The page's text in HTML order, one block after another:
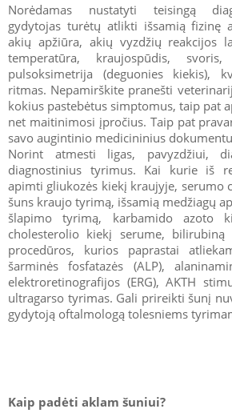
Norėdamas nustatyti teisingą
gydytojas turėtų atlikti išsamią fizinę
akių apžiūra, akių vyzdžių reakcijos
temperatūra, kraujospūdis,
pulsoksimetrija (deguonies kiekis),
ritmas. Nepamirškite pranešti
kokius pastebėtus simptomus, taip pat
net maitinimosi įpročius. Taip pat
savo augintinio medicininius
Norint atmesti ligas, pavyzdžiui,
diagnostinius tyrimus. Kai kurie iš
apimti gliukozės kiekį kraujyje, serumo
šuns kraujo tyrimą, išsamią medžiagų
šlapimo tyrimą, karbamido azoto
cholesterolio kiekį serume,
procedūros, kurios paprastai
šarminės fosfatazės (ALP),
elektroretinografijos (ERG), AKTH
ultragarso tyrimas. Gali prireikti šunį
gydytoją oftalmologą tolesniems
Kaip padėti aklam šuniui?